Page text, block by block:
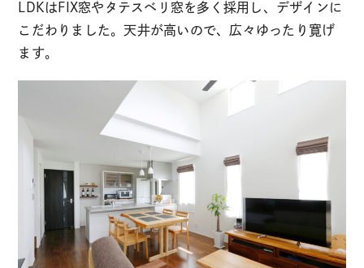
LDKはFIX窓やタテスベリ窓を多く採用し、デザインに
こだわりました。天井が高いので、広々ゆったり寛げ
ます。